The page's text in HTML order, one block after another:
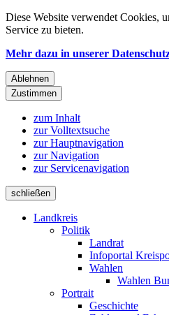
Diese Website verwendet Cookies,
Service zu bieten.
Mehr dazu in unserer
Ablehnen
Zustimmen
zum Inhalt
zur Volltextsuche
zur Hauptnavigation
zur Navigation
zur Servicenavigation
schließen
Landkreis
Politik
Landrat
Infoportal
Wahlen
Wahlen
Portrait
Geschichte